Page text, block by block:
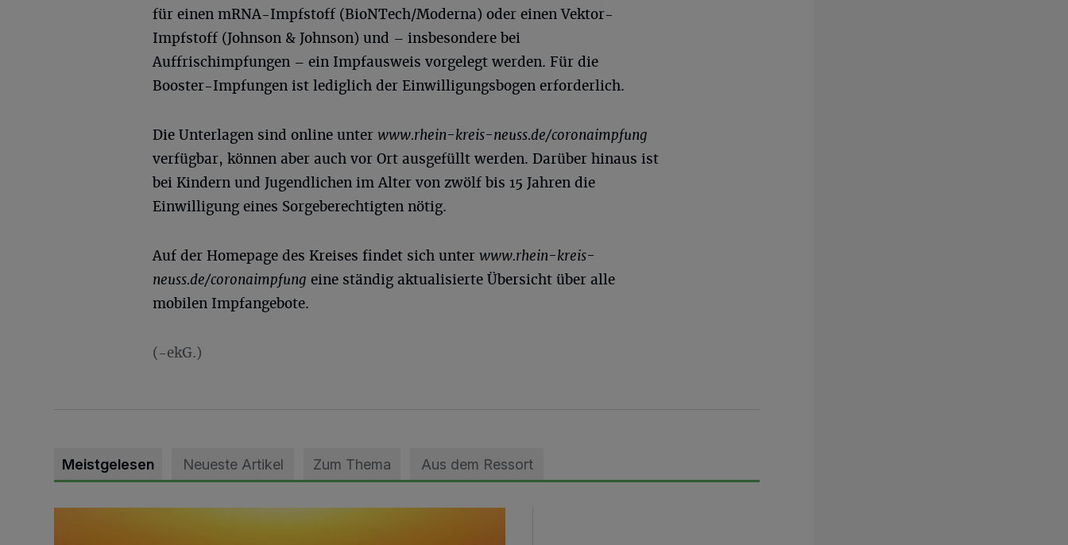
für einen mRNA-Impfstoff (BioNTech/Moderna) oder einen Vektor-
Impfstoff (Johnson & Johnson) und – insbesondere bei
Auffrischimpfungen – ein Impfausweis vorgelegt werden. Für die
Booster-Impfungen ist lediglich der Einwilligungsbogen erforderlich.
Die Unterlagen sind online unter www.rhein-kreis-neuss.de/coronaimpfung
verfügbar, können aber auch vor Ort ausgefüllt werden. Darüber hinaus ist
bei Kindern und Jugendlichen im Alter von zwölf bis 15 Jahren die
Einwilligung eines Sorgeberechtigten nötig.
Auf der Homepage des Kreises findet sich unter www.rhein-kreis-
neuss.de/coronaimpfung eine ständig aktualisierte Übersicht über alle
mobilen Impfangebote.
(-ekG.)
Meistgelesen Neueste Artikel Zum Thema Aus dem Ressort